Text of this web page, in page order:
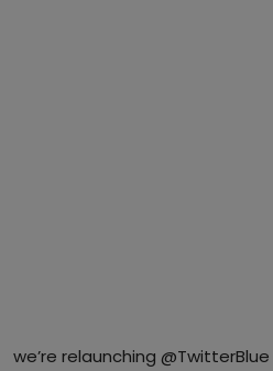
we’re relaunching @TwitterBlue